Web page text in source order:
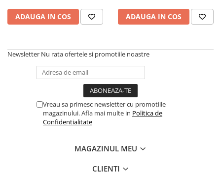
ADAUGA IN COS ADAUGA IN COS
Newsletter Nu rata ofertele si promotiile noastre
Vreau sa primesc newsletter cu promotiile
magazinului. Afla mai multe in Politica de
Confidentialitate
MAGAZINUL MEU
CLIENTI